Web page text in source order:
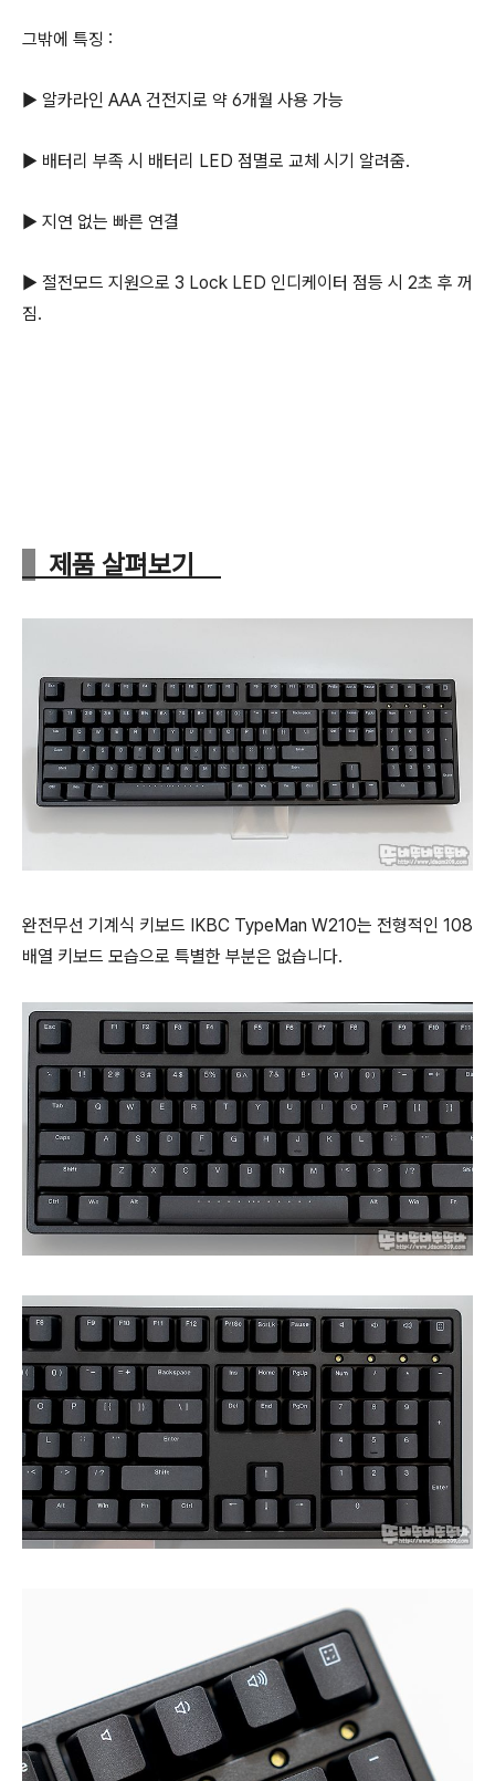
그밖에 특징 :
▶ 알카라인 AAA 건전지로 약 6개월 사용 가능
▶ 배터리 부족 시 배터리 LED 점멸로 교체 시기 알려줌.
▶ 지연 없는 빠른 연결
▶ 절전모드 지원으로 3 Lock LED 인디케이터 점등 시 2초 후 꺼
짐.
제품 살펴보기
완전무선 기계식 키보드 IKBC TypeMan W210는 전형적인 108
배열 키보드 모습으로 특별한 부분은 없습니다.